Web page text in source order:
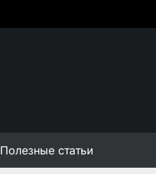
Полезные статьи